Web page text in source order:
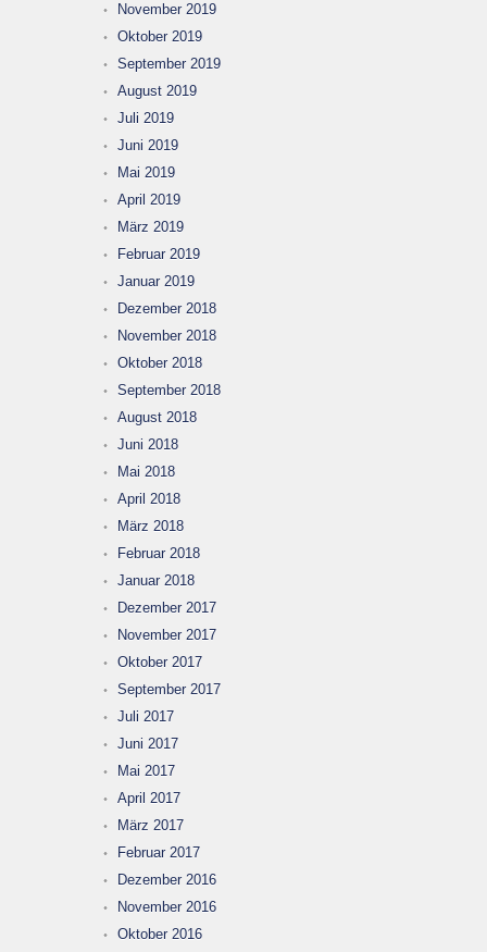
November 2019
Oktober 2019
September 2019
August 2019
Juli 2019
Juni 2019
Mai 2019
April 2019
März 2019
Februar 2019
Januar 2019
Dezember 2018
November 2018
Oktober 2018
September 2018
August 2018
Juni 2018
Mai 2018
April 2018
März 2018
Februar 2018
Januar 2018
Dezember 2017
November 2017
Oktober 2017
September 2017
Juli 2017
Juni 2017
Mai 2017
April 2017
März 2017
Februar 2017
Dezember 2016
November 2016
Oktober 2016